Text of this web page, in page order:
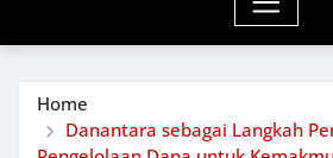
Home
Danantara sebagai Langkah